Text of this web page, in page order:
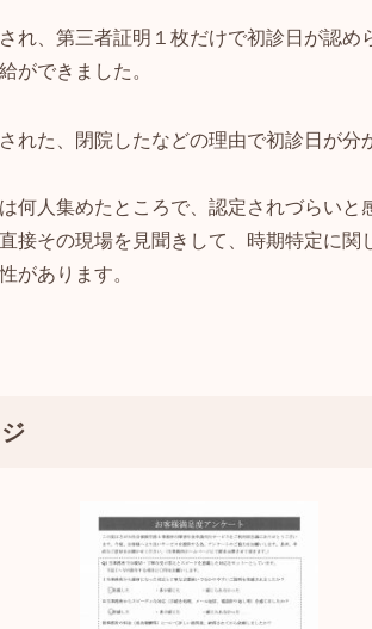
れ、第三者証明１枚だけで初診日が認め
ができました。
れた、閉院したなどの理由で初診日が分
何人集めたところで、認定されづらいと
接その現場を見聞きして、時期特定に
があります。